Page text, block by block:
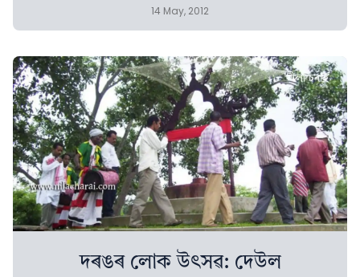
14 May, 2012
দৰঙৰ লোক উৎসৱ: দেউল